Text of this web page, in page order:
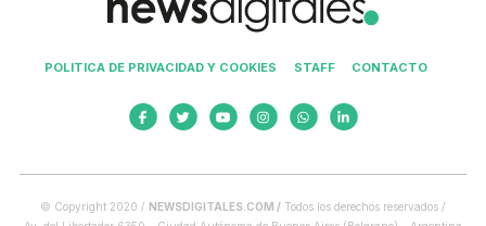
POLITICA DE PRIVACIDAD Y COOKIES STAFF CONTACTO
© Copyright 2020 / NEWSDIGITALES.COM / Todos los derechos reservados /